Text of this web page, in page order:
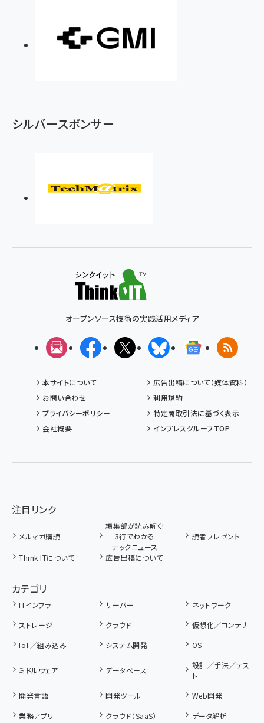
シルバースポンサー
オープンソース技術の実践活用メディア
メルマガFacebookX(エックス)BlueskyGoogleニュ
RSS
本サイトについて
広告出稿について（媒体資料）
お問い合わせ
利用規約
プライバシーポリシー
特定商取引法に基づく表示
会社概要
インプレスグループTOP
注目リンク
メルマガ購読
編集部が読み解く!
3行でわかる
テックニュース
読者プレゼント
Think ITについて 広告出稿について
カテゴリ
ITインフラ サーバー
ネットワーク
ストレージ
クラウド
仮想化／コンテナ
IoT／組み込み
システム開発 OS
ミドルウェア データベース
設計／手法／テス
ト
開発言語
開発ツール
Web開発
業務アプリ
クラウド（SaaS）
データ解析